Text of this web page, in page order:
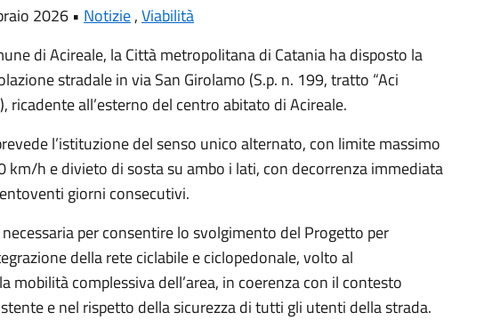
2026 • Notizie,Viabilità
di Acireale, la Città metropolitana di Catania ha disposto la
stradale in via San Girolamo (S.p. n. 199, tratto “Aci
ricadente all’esterno del centro abitato di Acireale.
l’istituzione del senso unico alternato, con limite massimo
km/h e divieto di sosta su ambo i lati, con decorrenza immediata
giorni consecutivi.
per consentire lo svolgimento del Progetto per
della rete ciclabile e ciclopedonale, volto al
mobilità complessiva dell’area, in coerenza con il contesto
e nel rispetto della sicurezza di tutti gli utenti della strada.